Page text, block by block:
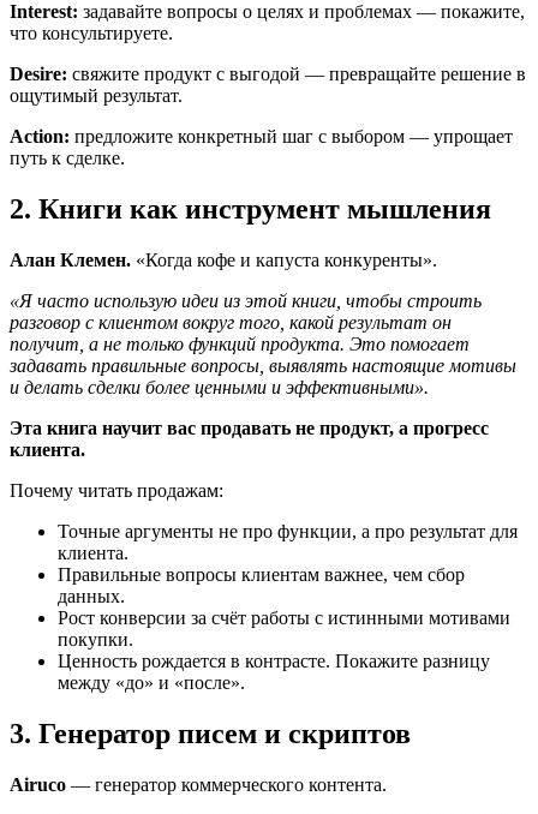
Interest: задавайте вопросы о целях и проблемах — покажите,
что консультируете.
Desire: свяжите продукт с выгодой — превращайте решение в
ощутимый результат.
Action: предложите конкретный шаг с выбором — упрощает
путь к сделке.
2. Книги как инструмент мышления
Алан Клемен. «Когда кофе и капуста конкуренты».
«Я часто использую идеи из этой книги, чтобы строить
разговор с клиентом вокруг того, какой результат он
получит, а не только функций продукта. Это помогает
задавать правильные вопросы, выявлять настоящие мотивы
и делать сделки более ценными и эффективными».
Эта книга научит вас продавать не продукт, а прогресс
клиента.
Почему читать продажам:
Точные аргументы не про функции, а про результат для
клиента.
Правильные вопросы клиентам важнее, чем сбор
данных.
Рост конверсии за счёт работы с истинными мотивами
покупки.
Ценность рождается в контрасте. Покажите разницу
между «до» и «после».
3. Генератор писем и скриптов
Airuco — генератор коммерческого контента.